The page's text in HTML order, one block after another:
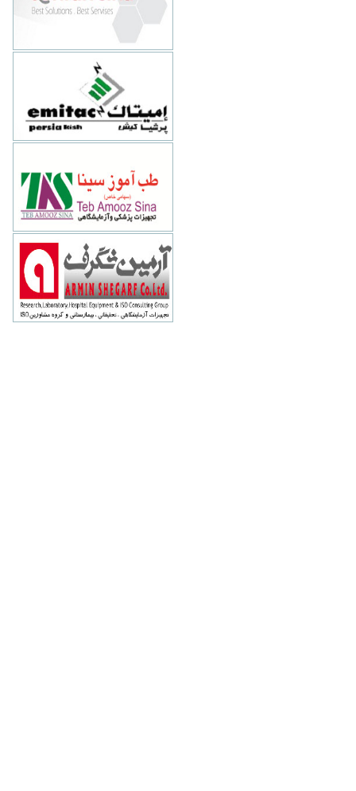
طبقه 3
www.tehransina.com
امیتاک پرشیا
88761000
تهران-خيابان میرعماد- کوچه یازدهم-
پلاک 26
تهران-وليعصر - نيلو - بالاتر از توانير -
پلاک ساختمان نيلو 4 - طبقه 5 - واحد 21
آرمین شگرف
88500745
تهران-خيابان سهروردي -ميدان پاليزي-
خيابان قندي غربي-پلاک 25-طبقه اول
www.arminshegarf.com